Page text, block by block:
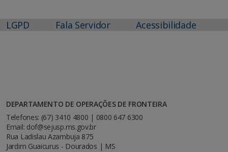
LGPD Fala Servidor Acessibilidade
DEPARTAMENTO DE OPERAÇÕES DE FRONTEIRA
Telefones: (67) 3410 4800 | 0800 647 6300
Email: dof@sejusp.ms.gov.br
Rua Ladislau Azambuja 875
Jardim Guaicurus - Dourados | MS